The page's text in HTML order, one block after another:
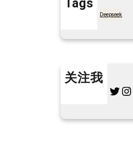
Tags
Deepseek
关注我
Twitter Instagram